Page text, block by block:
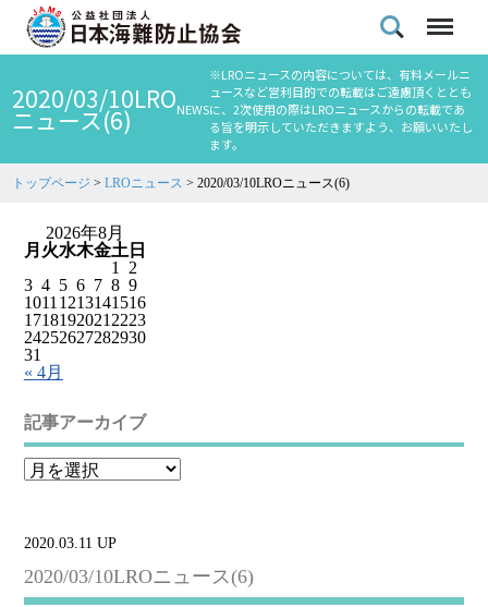
2020/03/10LRO
ニュース(6) NEWS
※LROニュースの内容については、有料メールニ
ュースなど営利目的での転載はご遠慮頂くととも
に、2次使用の際はLROニュースからの転載であ
る旨を明示していただきますよう、お願いいたし
ます。
トップページ >LROニュース >2020/03/10LROニュース(6)
2026年8月
月 火水木金土 日
1
2
3 4 5 6 7 8 9
1011 1213141516
1718192021 2223
24252627282930
31
« 4月
記事アーカイブ
2020.03.11 UP
2020/03/10LROニュース(6)